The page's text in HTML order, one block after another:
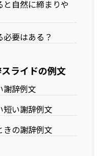
自然に締まりや
要はある？
ライドの例文
謝辞例文
短い謝辞例文
きの謝辞例文